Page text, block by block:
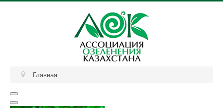
Главная